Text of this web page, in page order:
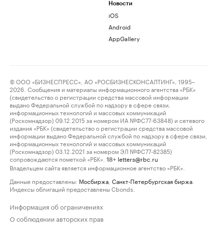
Новости
iOS
Android
AppGallery
© ООО «БИЗНЕСПРЕСС», АО «РОСБИЗНЕСКОНСАЛТИНГ», 1995–
2026. Сообщения и материалы информационного агентства «РБК»
(свидетельство о регистрации средства массовой информации
выдано Федеральной службой по надзору в сфере связи,
информационных технологий и массовых коммуникаций
(Роскомнадзор) 09.12.2015 за номером ИА №ФС77-63848) и сетевого
издания «РБК» (свидетельство о регистрации средства массовой
информации выдано Федеральной службой по надзору в сфере связи,
информационных технологий и массовых коммуникаций
(Роскомнадзор) 03.12.2021 за номером ЭЛ №ФС77-82385)
сопровождаются пометкой «РБК».
18+ letters@rbc.ru
Владельцем сайта является информационное агентство «РБК».
Данные предоставлены: Мосбиржа Санкт-Петербургская биржа
Индексы облигаций предоставлены Cbonds.
Информация об ограничениях
О соблюдении авторских прав